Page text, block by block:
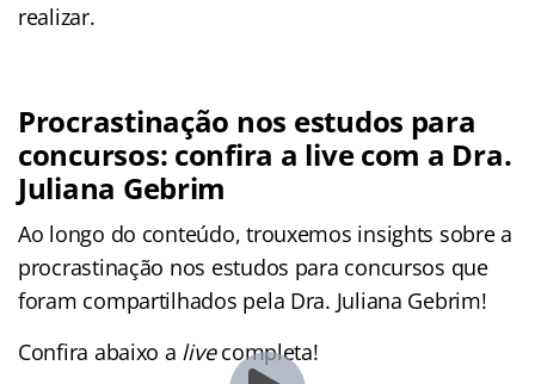
realizar.
Procrastinação nos estudos para
concursos: confira a live com a Dra.
Juliana Gebrim
Ao longo do conteúdo, trouxemos insights sobre a
procrastinação nos estudos para concursos que
foram compartilhados pela Dra. Juliana Gebrim!
Confira abaixo a livecompleta!